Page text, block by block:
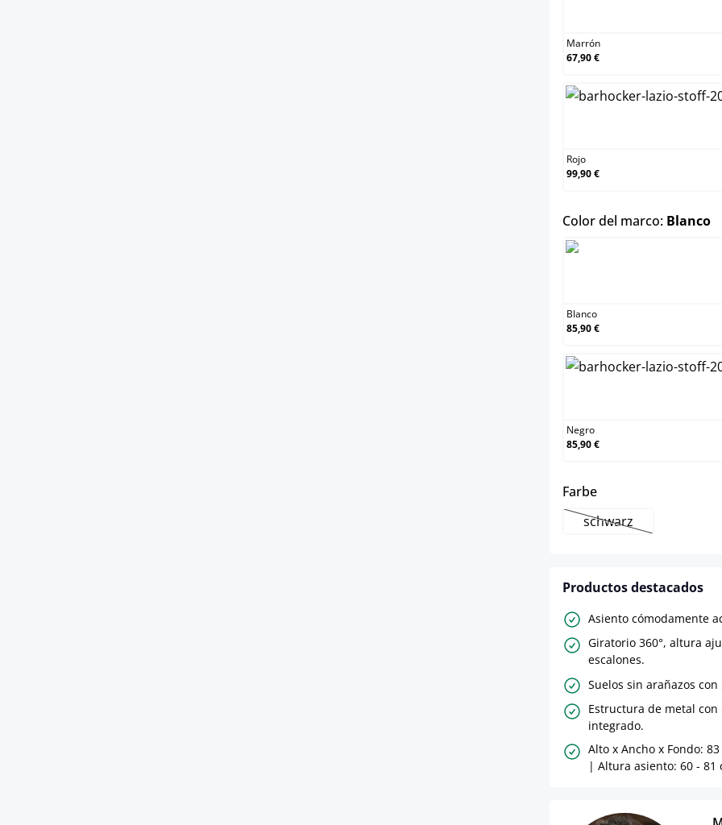
Marrón
67,90 €
Rojo
99,90 €
Color del marco: Blanco
Blanco
85,90 €
Negro
85,90 €
Farbeselect
schwarz(Esta opción no está
Productos destacados
Asiento cómodamente
Giratorio 360°, altura
escalones.
Suelos sin arañazos
Estructura de metal con
integrado.
Alto x Ancho x Fondo:
| Altura asiento: 60 - 81